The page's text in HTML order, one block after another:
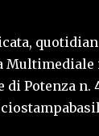
Potenza n.